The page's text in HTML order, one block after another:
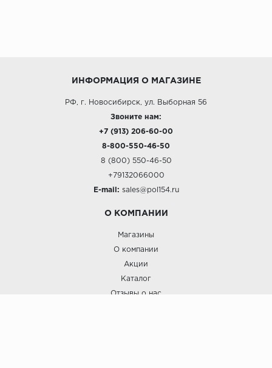
ИНФОРМАЦИЯ О МАГАЗИНЕ
РФ, г. Новосибирск, ул. Выборная 56
Звоните нам:
+7 (913) 206-60-00
8-800-550-46-50
8 (800) 550-46-50
+79132066000
E-mail: sales@pol154.ru
О КОМПАНИИ
Магазины
О компании
Акции
Каталог
Отзывы о нас